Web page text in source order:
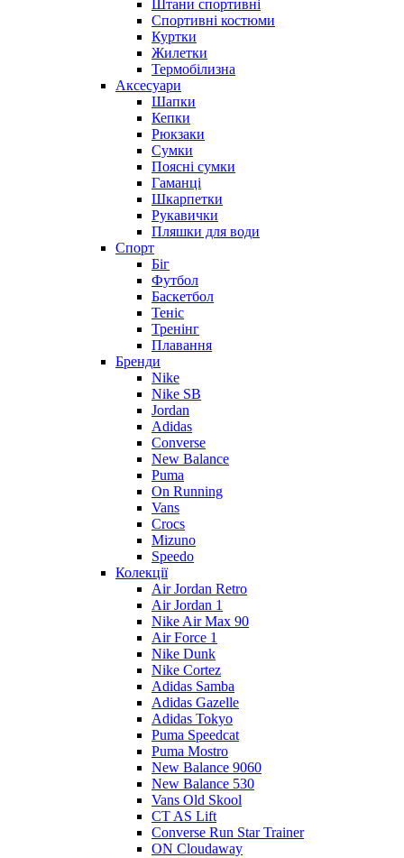
Штани спортивні
Спортивні костюми
Куртки
Жилетки
Термобілизна
Аксесуари
Шапки
Кепки
Рюкзаки
Сумки
Поясні сумки
Гаманці
Шкарпетки
Рукавички
Пляшки для води
Спорт
Біг
Футбол
Баскетбол
Теніс
Тренінг
Плавання
Бренди
Nike
Nike SB
Jordan
Adidas
Converse
New Balance
Puma
On Running
Vans
Crocs
Mizuno
Speedo
Колекції
Air Jordan Retro
Air Jordan 1
Nike Air Max 90
Air Force 1
Nike Dunk
Nike Cortez
Adidas Samba
Adidas Gazelle
Adidas Tokyo
Puma Speedcat
Puma Mostro
New Balance 9060
New Balance 530
Vans Old Skool
CT AS Lift
Converse Run Star Trainer
ON Cloudaway